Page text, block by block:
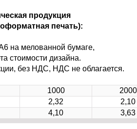
продукция
печать):
на мелованной бумаге,
стоимости дизайна.
без НДС, НДС не облагается.
1000
2000
2,32
2,10
4,10 3,63